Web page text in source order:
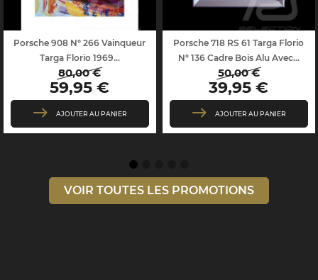
Porsche 908 N° 266 Vainqueur
Targa Florio 1969...
Prix
de
base
80,00 €
Prix
59,95 €
AJOUTER AU PANIER
Porsche 718 RS 61 Targa Florio
N° 136 Cadre Bois Alu Avec...
Prix
de
base
50,00 €
Prix
39,95 €
AJOUTER AU PANIER
VOIR TOUTES LES PROMOTIONS